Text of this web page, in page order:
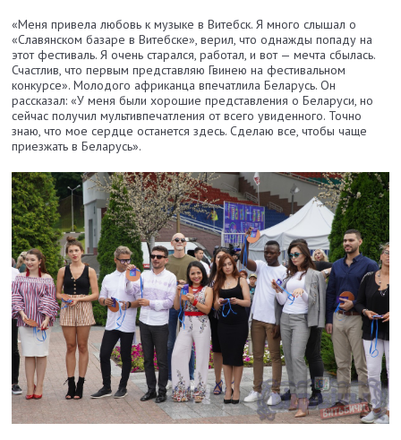
«Меня привела любовь к музыке в Витебск. Я много слышал о
«Славянском базаре в Витебске», верил, что однажды попаду на
этот фестиваль. Я очень старался, работал, и вот — мечта сбылась.
Счастлив, что первым представляю Гвинею на фестивальном
конкурсе». Молодого африканца впечатлила Беларусь. Он
рассказал: «У меня были хорошие представления о Беларуси, но
сейчас получил мультивпечатления от всего увиденного. Точно
знаю, что мое сердце останется здесь. Сделаю все, чтобы чаще
приезжать в Беларусь».